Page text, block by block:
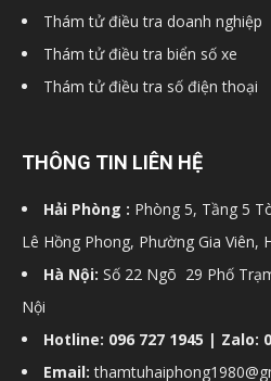
Thám tử điều tra doanh nghiệp
Thám tử điều tra biển số xe
Thám tử điều tra số điện thoại
THÔNG TIN LIÊN HỆ
Hải Phòng : Phòng 5, Tầng 5
Lê Hồng Phong, Phường Gia Viên,
Hà Nội: Số 22 Ngõ 29 Phố
Nội
Hotline: 096 727 1945 | Zalo:
Email: